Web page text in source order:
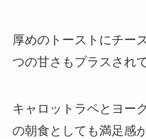
厚めのトーストにチー
つの甘さもプラスされ
キャロットラペとヨー
の朝食としても満足感